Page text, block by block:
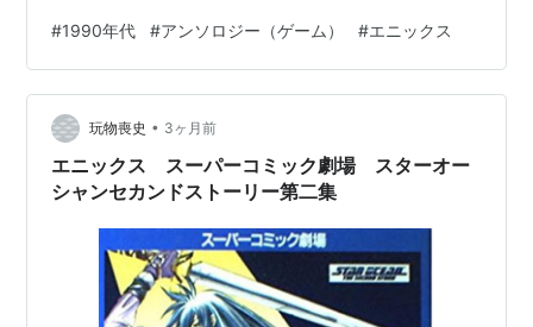
の階段/碧門たかね手の行方/神田晶強さの泉/祥寺はるか
フィーナル会議室/杉山理緒キミを見ている…/きたうみつ
なTIES（タイズ）/悟空ハヤト同じ空/勇左野恋愛のカタ
チ/藤凪かおる カラーイラスト林ふみの 表紙天野こずえ
表4里見悠栖 1…
#1990年代 #アンソロジー（ゲーム） #エニックス
玩物喪史 • 3ヶ月前
エニックス スーパーコミック劇場 スターオー
シャンセカンドストーリー第二集